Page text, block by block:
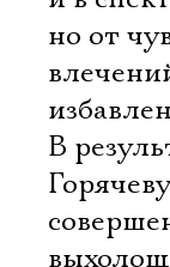
но от
В